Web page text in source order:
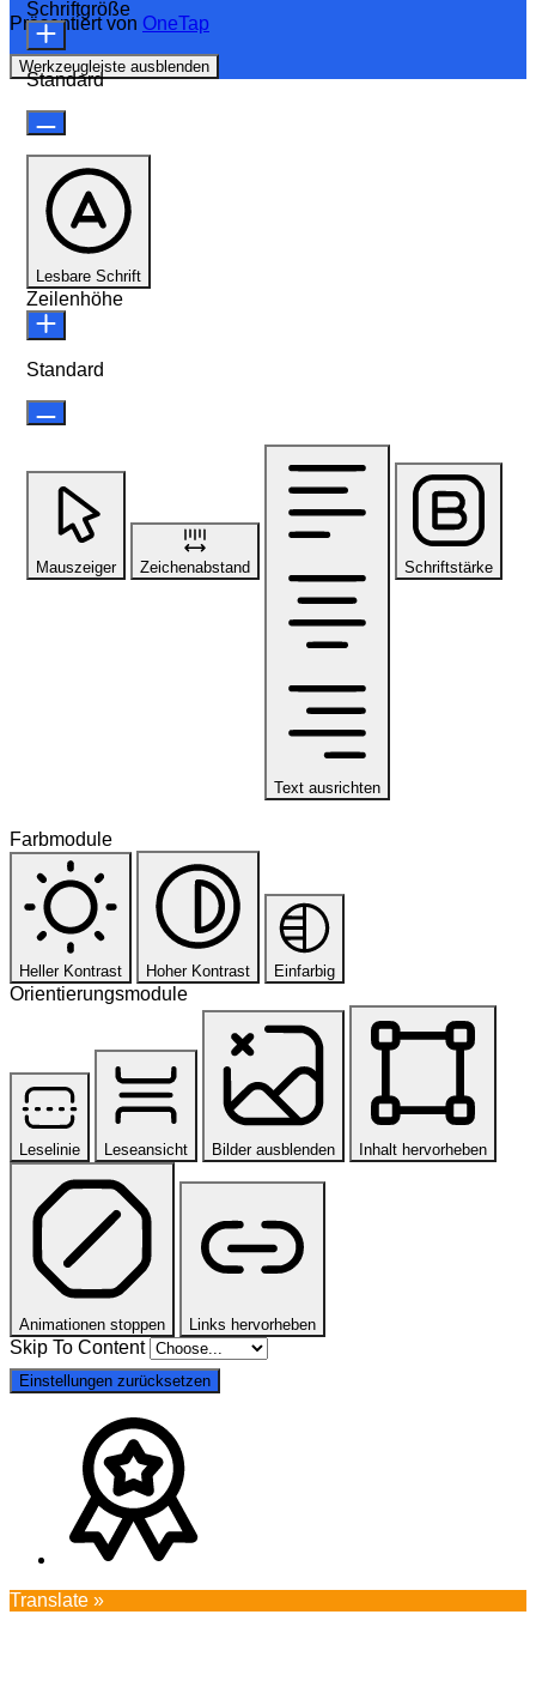
Präsentiert von OneTap
Werkzeugleiste ausblenden
Schriftgröße
Standard
Lesbare Schrift
Zeilenhöhe
Standard
Mauszeiger Zeichenabstand
Text ausrichten
Schriftstärke
Farbmodule
Heller Kontrast Hoher Kontrast Einfarbig
Orientierungsmodule
Leselinie Leseansicht Bilder ausblenden Inhalt hervorheben
Animationen stoppen Links hervorheben
Skip To Content
Einstellungen zurücksetzen
Translate »